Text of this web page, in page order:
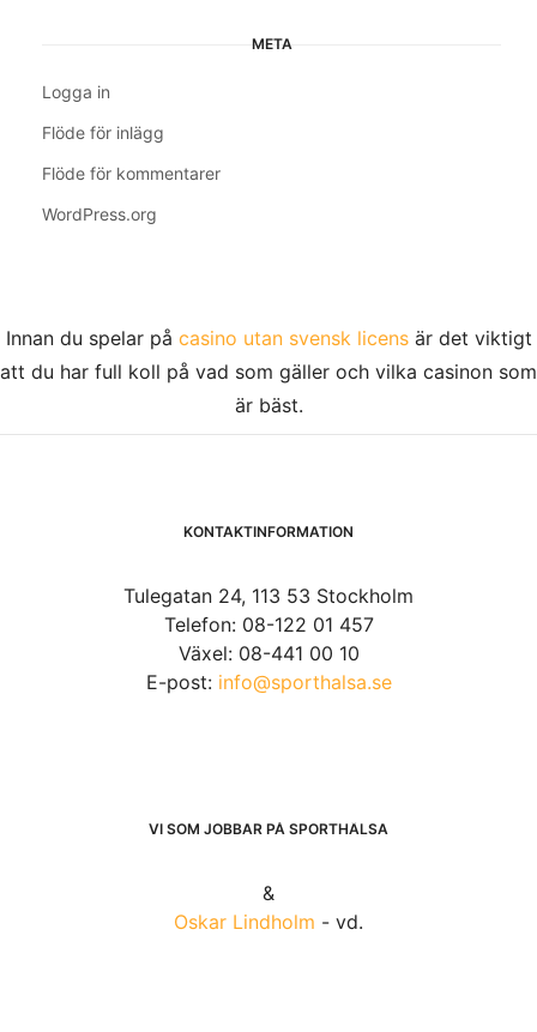
META
Logga in
Flöde för inlägg
Flöde för kommentarer
WordPress.org
Innan du spelar på casino utan svensk licensär det viktigt
att du har full koll på vad som gäller och vilka casinon som
är bäst.
KONTAKTINFORMATION
Tulegatan 24, 113 53 Stockholm
Telefon: 08-122 01 457
Växel: 08-441 00 10
E-post: info@sporthalsa.se
VI SOM JOBBAR PÅ SPORTHÄLSA
&
Oskar Lindholm - vd.